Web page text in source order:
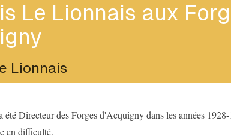
Le Lionnais aux
Lionnais
été Directeur des Forges d'Acquigny dans les années
en difficulté.